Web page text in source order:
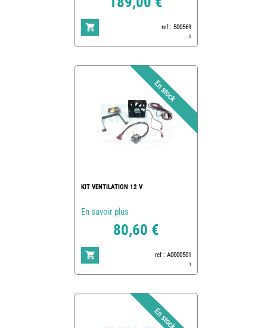
ref : 500569
0
KIT VENTILATION 12 V
En savoir plus
80,60 €
ref : A0000501
1